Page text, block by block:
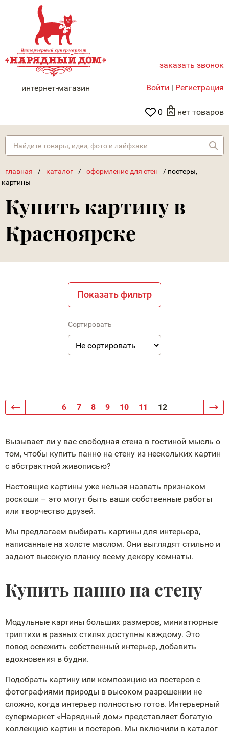
НАРЯДНЫЙ ДОМ
интернет-магазин
заказать звонок
Войти | Регистрация
0 нет товаров
главная / каталог / оформление для стен / постеры,
картины
Купить картину в
Красноярске
6 7 8 9 10 11 12
Вызывает ли у вас свободная стена в гостиной мысль о
том, чтобы купить панно на стену из нескольких картин
с абстрактной живописью?
Настоящие картины уже нельзя назвать признаком
роскоши – это могут быть ваши собственные работы
или творчество друзей.
Мы предлагаем выбирать картины для интерьера,
написанные на холсте маслом. Они выглядят стильно и
задают высокую планку всему декору комнаты.
Купить панно на стену
Модульные картины больших размеров, миниатюрные
триптихи в разных стилях доступны каждому. Это
повод освежить собственный интерьер, добавить
вдохновения в будни.
Подобрать картину или композицию из постеров с
фотографиями природы в высоком разрешении не
сложно, когда интерьер полностью готов. Интерьерный
супермаркет «Нарядный дом» представляет богатую
коллекцию картин и постеров. Мы включили в каталог
Показать фильтр
Сортировать